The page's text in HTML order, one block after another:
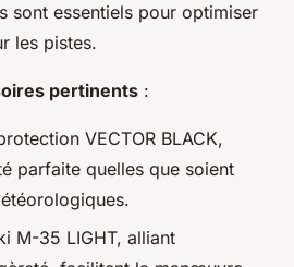
sont essentiels pour optimiser
les pistes.
pertinents :
VECTOR BLACK,
parfaite quelles que soient
M-35 LIGHT, alliant